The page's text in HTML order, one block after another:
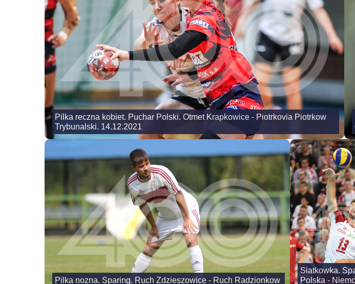
Pilka reczna kobiet. Puchar Polski. Otmet Krapkowice - Piotrkovia Piotrkow
Trybunalski. 14.12.2021
Pilka nozna. Sparing. Ruch Zdzieszowice - Ruch Radzionkow
Siatkowka.
Polska -